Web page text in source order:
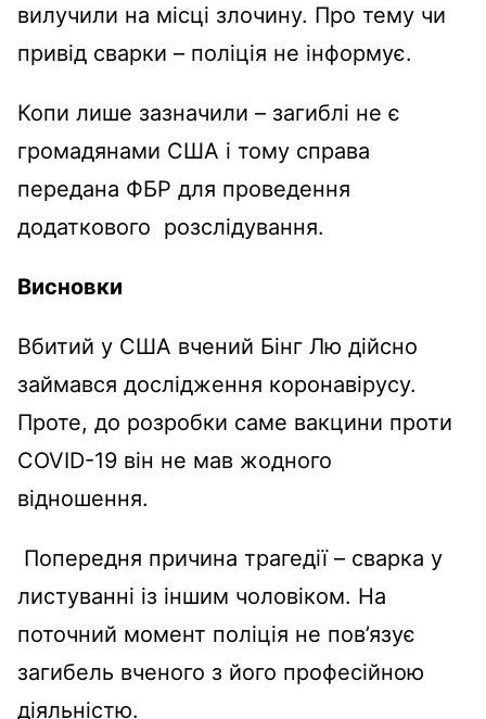
вилучили на місці злочину. Про тему чи
привід сварки – поліція не інформує.
Копи лише зазначили – загиблі не є
громадянами США і тому справа
передана ФБР для проведення
додаткового розслідування.
Висновки
Вбитий у США вчений Бінг Лю дійсно
займався дослідження коронавірусу.
Проте, до розробки саме вакцини проти
COVID-19 він не мав жодного
відношення.
Попередня причина трагедії – сварка у
листуванні із іншим чоловіком. На
поточний момент поліція не пов’язує
загибель вченого з його професійною
діяльністю.